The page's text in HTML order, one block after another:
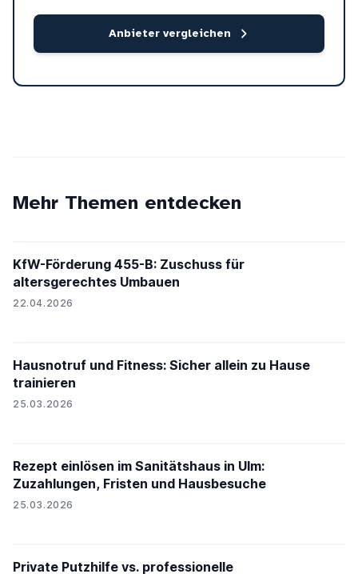
Anbieter vergleichen
Mehr Themen entdecken
KfW-Förderung 455-B: Zuschuss für
altersgerechtes Umbauen
22.04.2026
Hausnotruf und Fitness: Sicher allein zu Hause
trainieren
25.03.2026
Rezept einlösen im Sanitätshaus in Ulm:
Zuzahlungen, Fristen und Hausbesuche
25.03.2026
Private Putzhilfe vs. professionelle